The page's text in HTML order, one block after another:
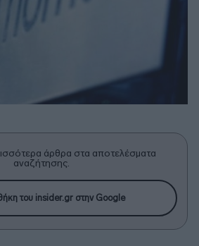
άρθρα στα αποτελέσματα
αναζήτησης.
του insider.gr στην Google